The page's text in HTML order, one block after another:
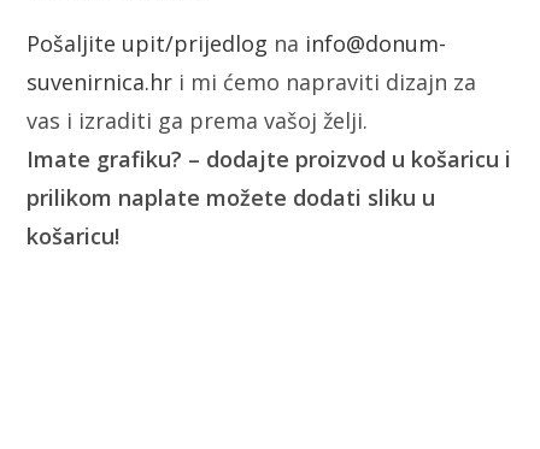
Pošaljite upit/prijedlog na info@donum-
suvenirnica.hr i mi ćemo napraviti dizajn za
vas i izraditi ga prema vašoj želji.
Imate grafiku? – dodajte proizvod u košaricu i
prilikom naplate možete dodati sliku u
košaricu!